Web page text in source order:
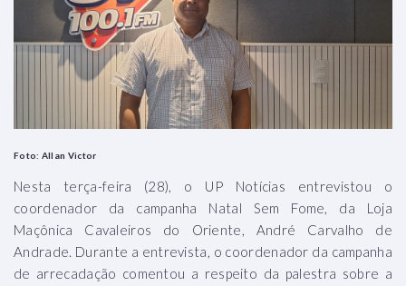
Foto: Allan Victor
Nesta terça-feira (28), o UP Notícias entrevistou o
coordenador da campanha Natal Sem Fome, da Loja
Maçônica Cavaleiros do Oriente, André Carvalho de
Andrade. Durante a entrevista, o coordenador da campanha
de arrecadação comentou a respeito da palestra sobre a